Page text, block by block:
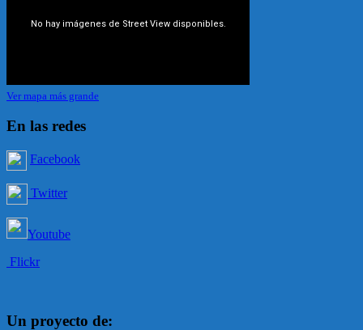
Ver mapa más grande
En las redes
Facebook
Twitter
Youtube
Flickr
Un proyecto de: